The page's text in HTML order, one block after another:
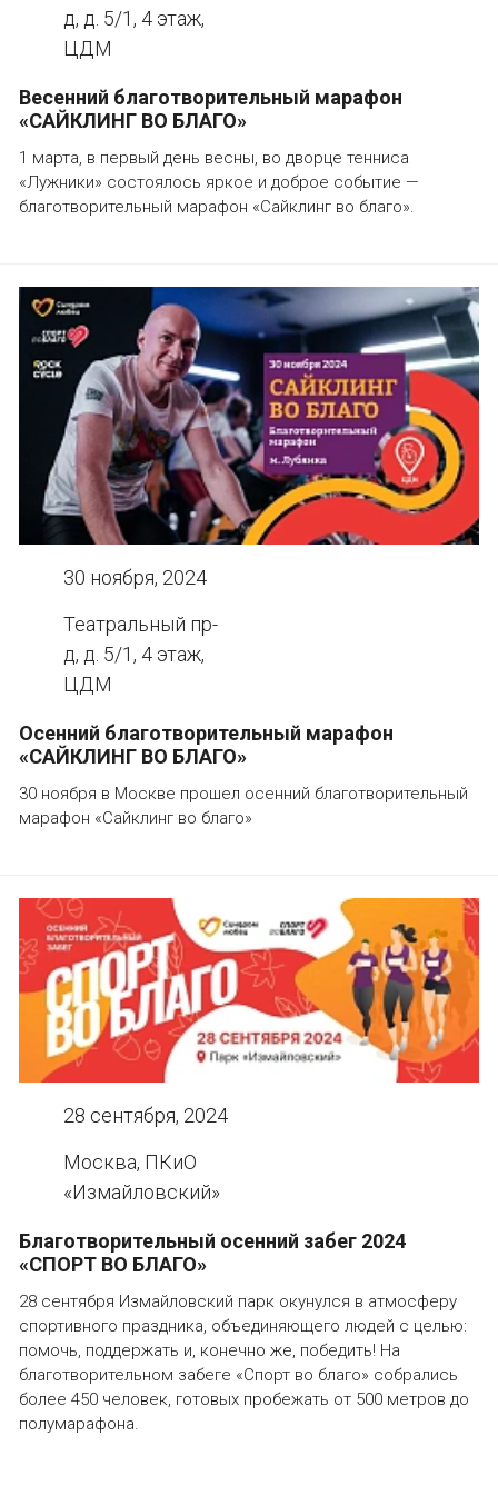
д, д. 5/1, 4 этаж,
ЦДМ
Весенний благотворительный марафон
«САЙКЛИНГ ВО БЛАГО»
1 марта, в первый день весны, во дворце тенниса
«Лужники» состоялось яркое и доброе событие —
благотворительный марафон «Сайклинг во благо».
30 ноября, 2024
Театральный пр-
д, д. 5/1, 4 этаж,
ЦДМ
Осенний благотворительный марафон
«САЙКЛИНГ ВО БЛАГО»
30 ноября в Москве прошел осенний благотворительный
марафон «Сайклинг во благо»
28 сентября, 2024
Москва, ПКиО
«Измайловский»
Благотворительный осенний забег 2024
«СПОРТ ВО БЛАГО»
28 сентября Измайловский парк окунулся в атмосферу
спортивного праздника, объединяющего людей с целью:
помочь, поддержать и, конечно же, победить! На
благотворительном забеге «Спорт во благо» собрались
более 450 человек, готовых пробежать от 500 метров до
полумарафона.